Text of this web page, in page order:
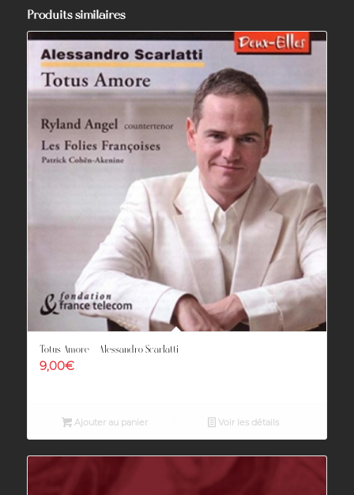
Produits similaires
Totus Amore – Alessandro Scarlatti
9,00€
Ajouter au panier Voir les détails